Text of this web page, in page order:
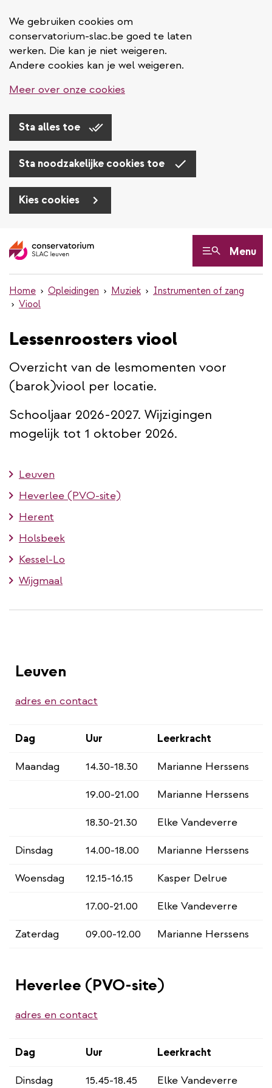
We gebruiken cookies om
conservatorium-slac.be goed te laten
werken. Die kan je niet weigeren.
Andere cookies kan je wel weigeren.
Meer over onze cookies
Sta alles toe
Sta noodzakelijke cookies toe
Kies cookies
en
inhoud
gaan
Menu
Home Opleidingen Muziek
Instrumenten of zang
Viool
Lessenroosters viool
Overzicht van de lesmomenten voor
(barok)viool per locatie.
Schooljaar 2026-2027. Wijzigingen
mogelijk tot 1 oktober 2026.
Leuven
Heverlee (PVO-site)
Herent
Holsbeek
Kessel-Lo
Wijgmaal
Leuven
adres en contact
Dag Uur
Leerkracht
Maandag
14.30-18.30
Marianne Herssens
19.00-21.00
Marianne Herssens
18.30-21.30
Elke Vandeverre
Dinsdag
14.00-18.00
Marianne Herssens
Woensdag
12.15-16.15
Kasper Delrue
17.00-21.00
Elke Vandeverre
Zaterdag
09.00-12.00 Marianne Herssens
Heverlee (PVO-site)
adres en contact
Dag Uur
Leerkracht
Dinsdag
15.45-18.45 Elke Vandeverre